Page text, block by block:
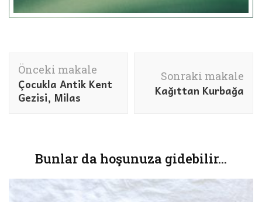
Yazı
dolaşımı
Önceki makale
Çocukla Antik Kent
Gezisi, Milas
Sonraki makale
Kağıttan Kurbağa
Bunlar da hoşunuza gidebilir...